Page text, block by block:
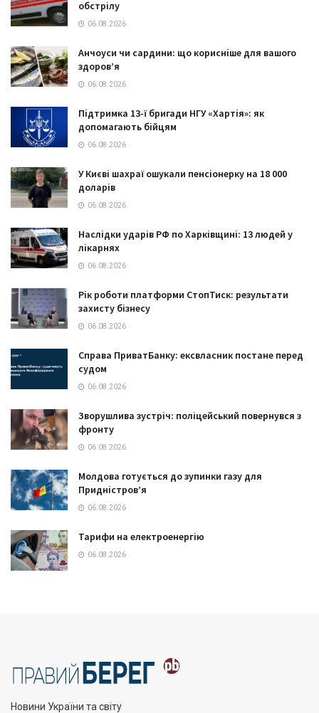
обстрілу
06.08.2026
Анчоуси чи сардини: що корисніше для вашого
здоров’я
06.08.2026
Підтримка 13-ї бригади НГУ «Хартія»: як
допомагають бійцям
06.08.2026
У Києві шахраї ошукали пенсіонерку на 18 000
доларів
06.08.2026
Наслідки ударів РФ по Харківщині: 13 людей у
лікарнях
06.08.2026
Рік роботи платформи СтопТиск: результати
захисту бізнесу
06.08.2026
Справа ПриватБанку: ексвласник постане перед
судом
06.08.2026
Зворушлива зустріч: поліцейський повернувся з
фронту
06.08.2026
Молдова готується до зупинки газу для
Придністров’я
06.08.2026
Тарифи на електроенергію
06.08.2026
Новини України та світу